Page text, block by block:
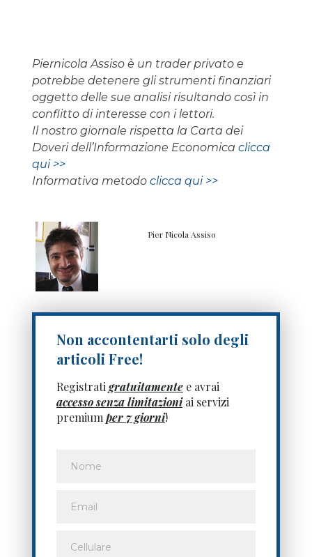
Piernicola Assiso è un trader privato e
potrebbe detenere gli strumenti finanziari
oggetto delle sue analisi risultando così in
conflitto di interesse con i lettori.
Il nostro giornale rispetta la Carta dei
Doveri dell’Informazione Economica clicca
qui >>
Informativa metodo clicca qui >>
Pier Nicola Assiso
Non accontentarti solo degli
articoli Free!
Registrati gratuitamente e avrai
accesso senza limitazioniai servizi
premium per 7 giorni!